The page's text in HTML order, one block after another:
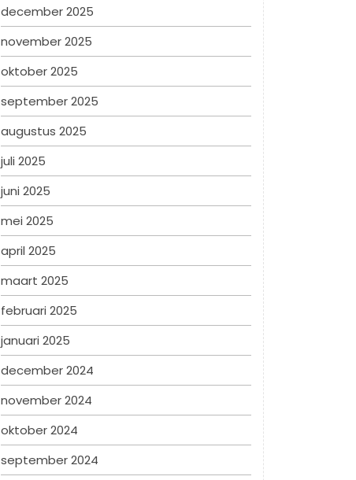
december 2025
november 2025
oktober 2025
september 2025
augustus 2025
juli 2025
juni 2025
mei 2025
april 2025
maart 2025
februari 2025
januari 2025
december 2024
november 2024
oktober 2024
september 2024